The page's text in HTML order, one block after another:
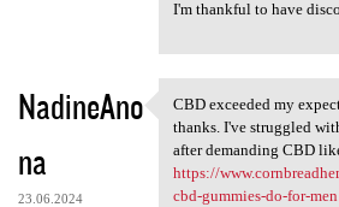
I'm thankful to have
NadineAno
na
23.06.2024
CBD exceeded my
CBD exceeded my
thanks. I've struggled
after demanding CBD
https://
cbd-gummies-do-for-men